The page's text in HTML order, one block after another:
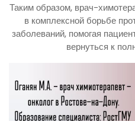
Таким образом, врач-
в комплексной борьбе
заболеваний, помогая
вернуться к